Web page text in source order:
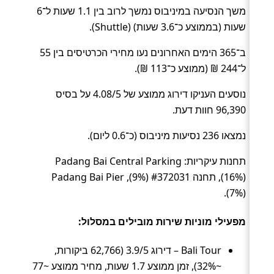
משך הנסיעה במיניבוס נמשך לרוב בין 1.1 שעות ל־6
שעות (בממוצע כ־3.6 שעות) (Shuttle).
ב־365 הימים האחרונים נעו מחירי הכרטיסים בין 55
ל־244 ₪ (ממוצע כ־113 ₪).
נוסעים העניקו דירוג ממוצע של 4.08/5 על בסיס
96,390 חוות דעת.
נמצאו 236 נסיעות מיניבוס (כ־0.6 ליום).
תחנות עיקריות: Padang Bai Central Parking
(16%), תחנה #372031 (9%), Padang Bai Pier
(7%).
מפעילי מוניות שירות מובילים במסלול:
Bali Tour – דירוג 3.9/5 (62,766 ביקורות,
~32%), זמן ממוצע 1.7 שעות, מחיר ממוצע ~77